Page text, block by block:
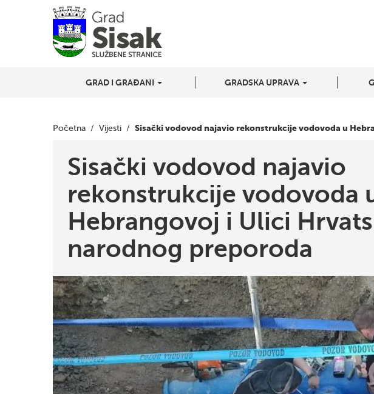
GRAD I GRAĐANI GRADSKA UPRAVA
Početna / Vijesti / Sisački vodovod najavio rekonstrukcije vodovoda u
Sisački vodovod najavio
rekonstrukcije vodovoda
Hebrangovoj i Ulici
narodnog preporoda